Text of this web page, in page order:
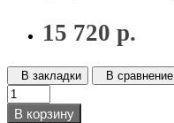
15 720 р.
В закладки В сравнение
В корзину